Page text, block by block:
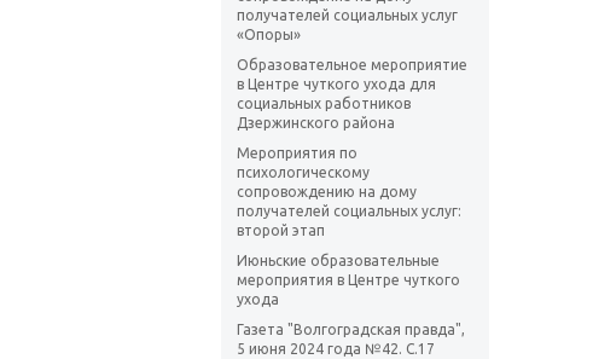
получателей социальных услуг
«Опоры»
Образовательное мероприятие
в Центре чуткого ухода для
социальных работников
Дзержинского района
Мероприятия по
психологическому
сопровождению на дому
получателей социальных услуг:
второй этап
Июньские образовательные
мероприятия в Центре чуткого
ухода
Газета "Волгоградская правда",
5 июня 2024 года №42. С.17